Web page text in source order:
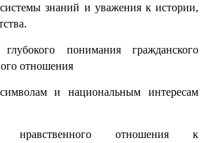
знаний и уважения к истории,
понимания гражданского
отношения
и национальным интересам
нравственного отношения к